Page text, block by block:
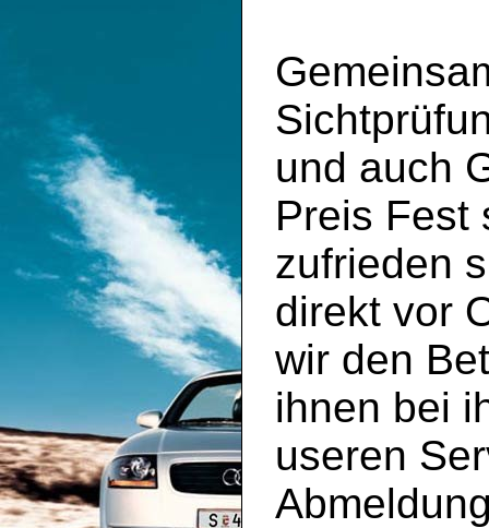
und auch
Preis Fest
zufrieden
direkt vor
wir den
ihnen bei
useren